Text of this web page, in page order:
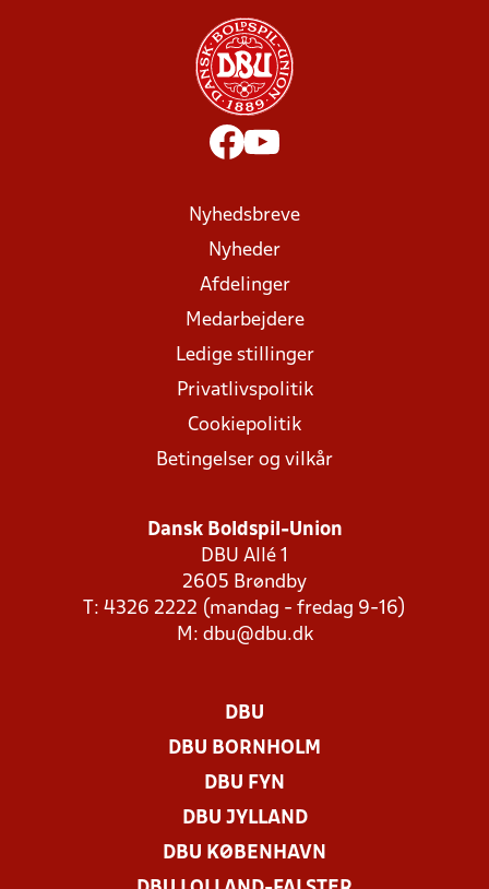
Nyhedsbreve
Nyheder
Afdelinger
Medarbejdere
Ledige stillinger
Privatlivspolitik
Cookiepolitik
Betingelser og vilkår
Dansk Boldspil-Union
DBU Allé 1
2605 Brøndby
T: 4326 2222 (mandag - fredag 9-16)
M: dbu@dbu.dk
DBU
DBU BORNHOLM
DBU FYN
DBU JYLLAND
DBU KØBENHAVN